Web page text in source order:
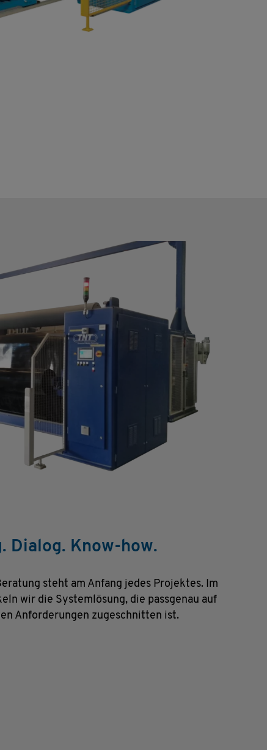
Dialog. Know-how.
steht am Anfang jedes Projektes. Im
wir die Systemlösung, die passgenau auf
Anforderungen zugeschnitten ist.